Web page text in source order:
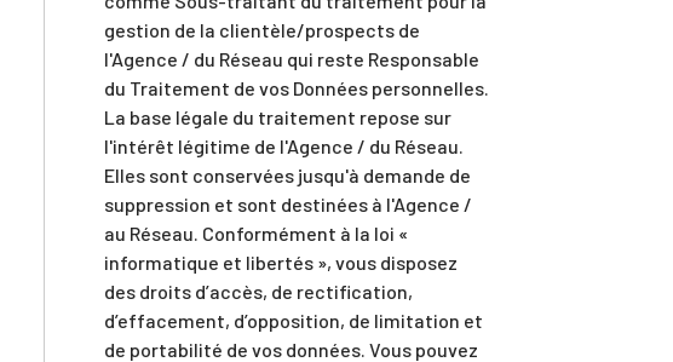
gestion de la clientèle/prospects de
l'Agence / du Réseau qui reste Responsable
du Traitement de vos Données personnelles.
La base légale du traitement repose sur
l'intérêt légitime de l'Agence / du Réseau.
Elles sont conservées jusqu'à demande de
suppression et sont destinées à l'Agence /
au Réseau. Conformément à la loi «
informatique et libertés », vous disposez
des droits d’accès, de rectification,
d’effacement, d’opposition, de limitation et
de portabilité de vos données. Vous pouvez